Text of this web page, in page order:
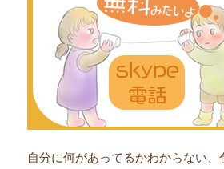
自分に何があってるかわからない、